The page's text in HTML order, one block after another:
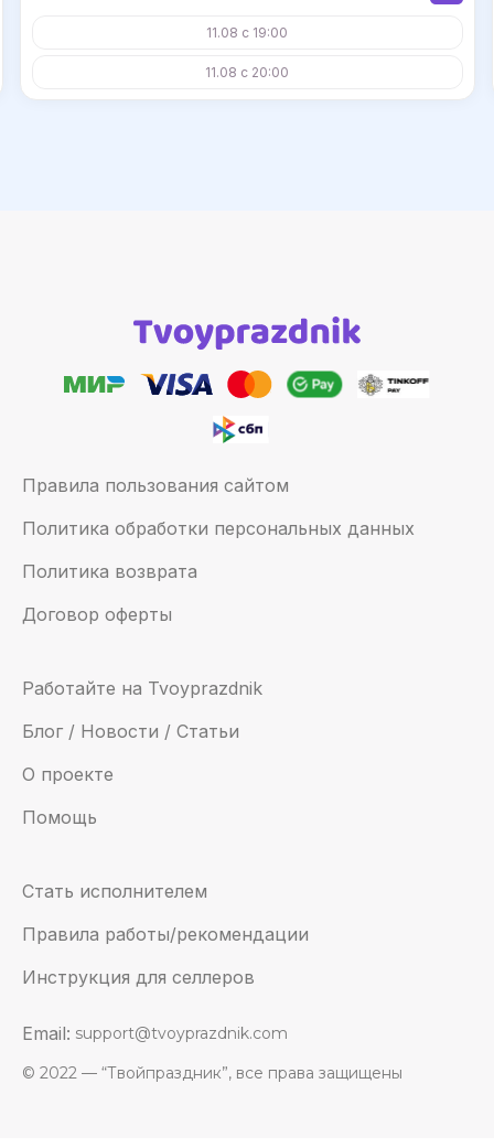
11.08 с 19:00
11.08 с 20:00
Правила пользования сайтом
Политика обработки персональных данных
Политика возврата
Договор оферты
Работайте на Tvoyprazdnik
Блог / Новости / Статьи
О проекте
Помощь
Стать исполнителем
Правила работы/рекомендации
Инструкция для селлеров
Email: support@tvoyprazdnik.com
© 2022 — “Твойпраздник”, все права защищены